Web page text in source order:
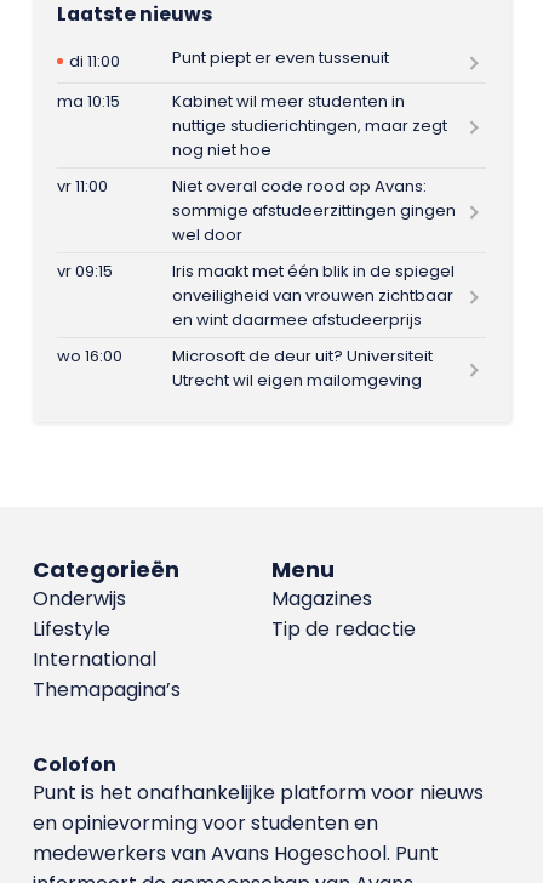
Laatste nieuws
di 11:00
Punt piept er even tussenuit
ma 10:15
Kabinet wil meer studenten in
nuttige studierichtingen, maar zegt
nog niet hoe
vr 11:00
Niet overal code rood op Avans:
sommige afstudeerzittingen gingen
wel door
vr 09:15
Iris maakt met één blik in de spiegel
onveiligheid van vrouwen zichtbaar
en wint daarmee afstudeerprijs
wo 16:00
Microsoft de deur uit? Universiteit
Utrecht wil eigen mailomgeving
Menu
Magazines
Tip de redactie
Categorieën
Onderwijs
Lifestyle
International
Themapagina’s
Colofon
Punt is het onafhankelijke platform voor nieuws
en opinievorming voor studenten en
medewerkers van Avans Hoge­school. Punt